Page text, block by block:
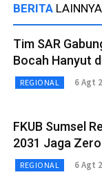
BERITA LAINNYA
Tim SAR
Bocah Hanyut
REGIONAL 6 Agt
FKUB Sumsel
2031 Jaga
REGIONAL 6 Agt